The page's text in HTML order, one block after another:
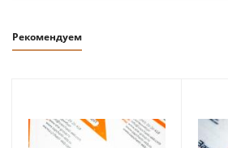
Рекомендуем